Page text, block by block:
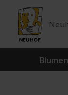
Blumen